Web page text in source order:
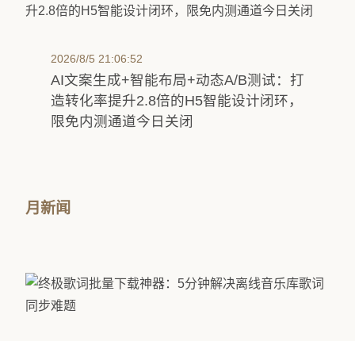
2026/8/5 21:06:52
AI文案生成+智能布局+动态A/B测试：打
造转化率提升2.8倍的H5智能设计闭环，
限免内测通道今日关闭
月新闻